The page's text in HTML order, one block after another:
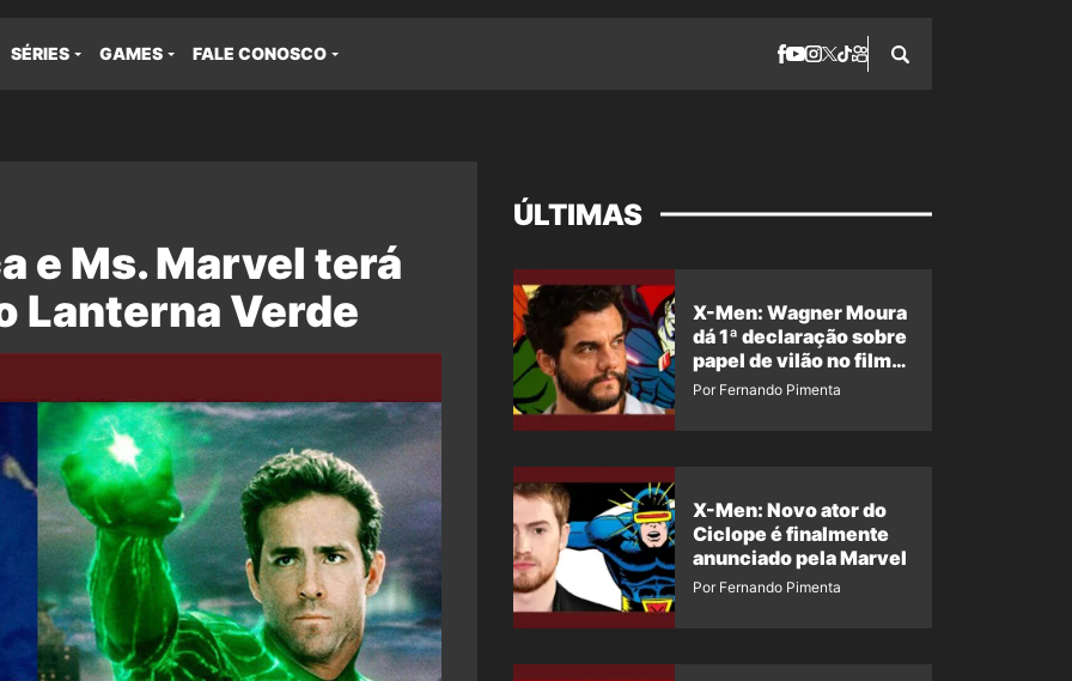
SÉRIES GAMES FALE CONOSCO
e Ms. Marvel terá
Lanterna Verde
ÚLTIMAS
X-Men: Wagner Moura
dá 1ª declaração sobre
papel de vilão no filme
da Marvel
Por Fernando Pimenta
X-Men: Novo ator do
Ciclope é finalmente
anunciado pela Marvel
Por Fernando Pimenta